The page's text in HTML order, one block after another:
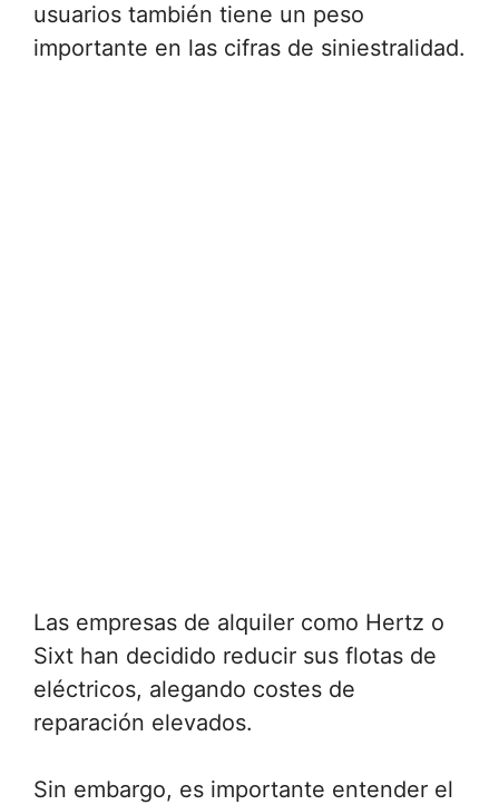
usuarios también tiene un peso
importante en las cifras de siniestralidad.
Las empresas de alquiler como Hertz o
Sixt han decidido reducir sus flotas de
eléctricos, alegando costes de
reparación elevados.
Sin embargo, es importante entender el